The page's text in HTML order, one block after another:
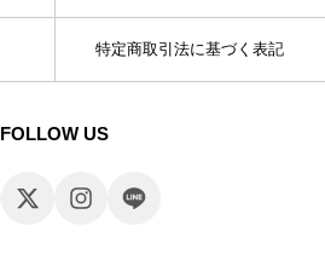
特定商取引法に基づく表記
FOLLOW US